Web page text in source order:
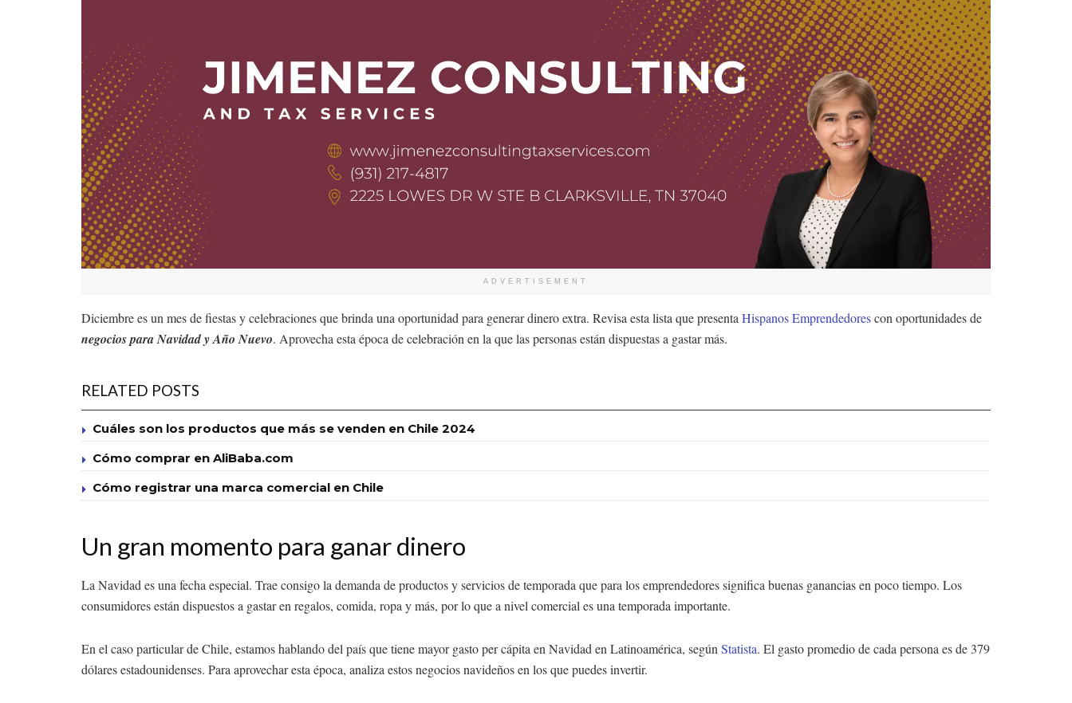
ADVERTISEMENT
Diciembre es un mes de fiestas y celebraciones que brinda una oportunidad para generar dinero extra. Revisa esta lista que presenta Hispanos Emprendedorescon oportunidades de
negocios para Navidad y Año Nuevo. Aprovecha esta época de celebración en la que las personas están dispuestas a gastar más.
RELATED POSTS
Cuáles son los productos que más se venden en Chile 2024
Cómo comprar en AliBaba.com
Cómo registrar una marca comercial en Chile
Un gran momento para ganar dinero
La Navidad es una fecha especial. Trae consigo la demanda de productos y servicios de temporada que para los emprendedores significa buenas ganancias en poco tiempo. Los
consumidores están dispuestos a gastar en regalos, comida, ropa y más, por lo que a nivel comercial es una temporada importante.
En el caso particular de Chile, estamos hablando del país que tiene mayor gasto per cápita en Navidad en Latinoamérica, segúnStatista. El gasto promedio de cada persona es de 379
dólares estadounidenses. Para aprovechar esta época, analiza estos negocios navideños en los que puedes invertir.